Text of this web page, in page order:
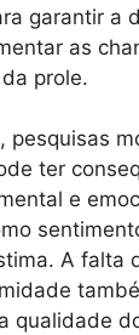
garantir a
as
prole.
pesquisas
ter
e
A falta
qualidade